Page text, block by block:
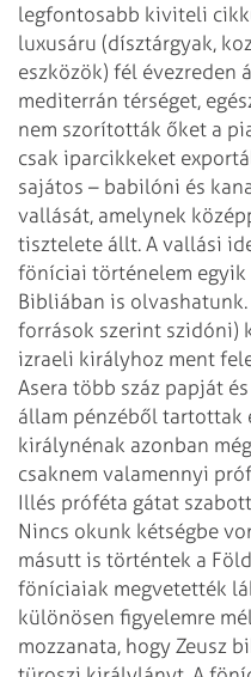
legfontosabb kiviteli
luxusáru (dísztárgyak,
eszközök) fél évezreden
mediterrán térséget,
nem szorították őket a
csak iparcikkeket
sajátos – babilóni és
vallását, amelynek
tisztelete állt. A vallási
föníciai történelem egyik
Bibliában is
források szerint szidóni)
izraeli királyhoz ment
Asera több száz papját
állam pénzéből tartottak
királynénak azonban
csaknem valamennyi
Illés próféta gátat
Nincs okunk kétségbe
másutt is történtek a
föníciaiak megvetették
különösen figyelemre
mozzanata, hogy Zeusz